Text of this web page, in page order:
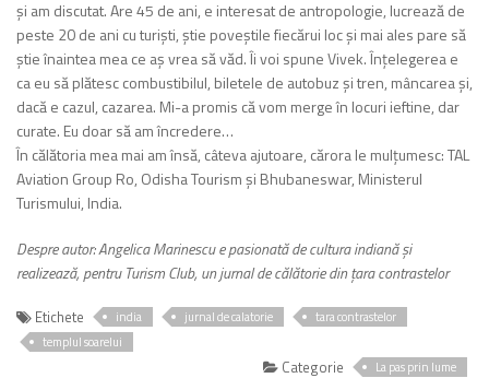
și am discutat. Are 45 de ani, e interesat de antropologie, lucrează de
peste 20 de ani cu turiști, știe poveștile fiecărui loc și mai ales pare să
știe înaintea mea ce aș vrea să văd. Îi voi spune Vivek. Înțelegerea e
ca eu să plătesc combustibilul, biletele de autobuz și tren, mâncarea și,
dacă e cazul, cazarea. Mi-a promis că vom merge în locuri ieftine, dar
curate. Eu doar să am încredere…
În călătoria mea mai am însă, câteva ajutoare, cărora le mulțumesc: TAL
Aviation Group Ro, Odisha Tourism și Bhubaneswar, Ministerul
Turismului, India.
Despre autor: Angelica Marinescu e pasionată de cultura indiană și
realizează, pentru Turism Club, un jurnal de călătorie din țara contrastelor
Etichete india jurnal de calatorie
tara contrastelor
templul soarelui
Categorie La pas prin lume